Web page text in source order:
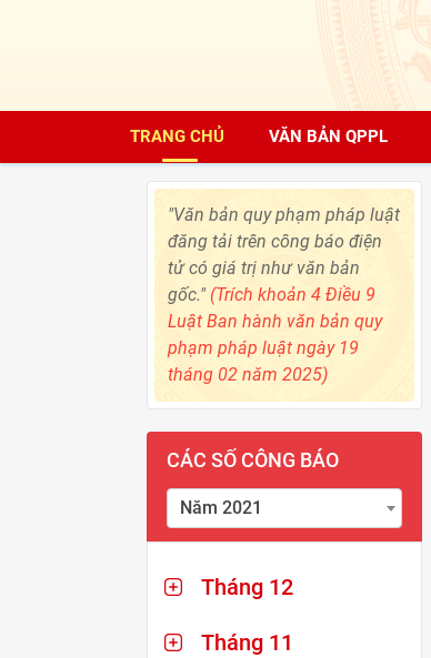
TRANG CHỦ VĂN BẢN QPPL
"Văn bản quy phạm pháp luật
đăng tải trên công báo điện
tử có giá trị như văn bản
gốc." (Trích khoản 4 Điều 9
Luật Ban hành văn bản quy
phạm pháp luật ngày 19
tháng 02 năm 2025)
CÁC SỐ CÔNG BÁO
Năm 2021
Tháng 12
Tháng 11